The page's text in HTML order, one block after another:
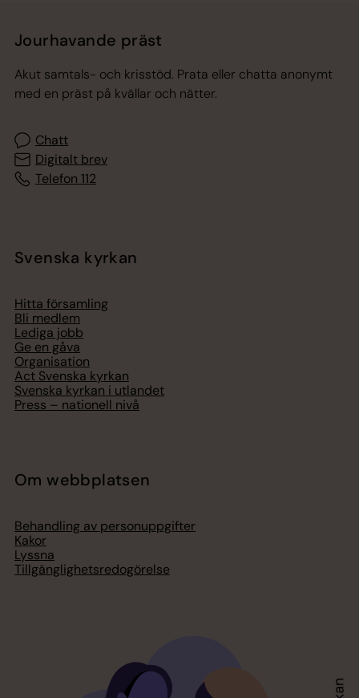
Jourhavande präst
Akut samtals- och krisstöd. Prata eller chatta anonymt
med en präst på kvällar och nätter.
Chatt
Digitalt brev
Telefon 112
Svenska kyrkan
Hitta församling
Bli medlem
Lediga jobb
Ge en gåva
Organisation
Act Svenska kyrkan
Svenska kyrkan i utlandet
Press – nationell nivå
Om webbplatsen
Behandling av personuppgifter
Kakor
Lyssna
Tillgänglighetsredogörelse